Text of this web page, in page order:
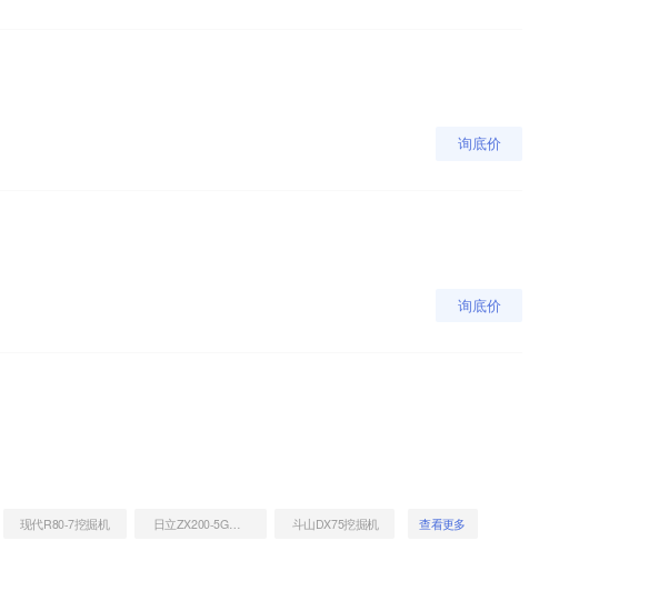
询底价
询底价
现代R80-7挖掘机 日立ZX200-5G挖掘机 斗山DX75挖掘机 查看更多